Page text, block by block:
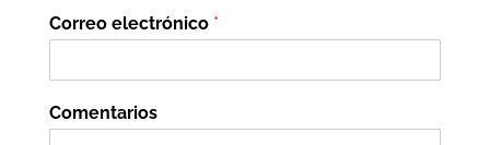
Correo electrónico *
Comentarios